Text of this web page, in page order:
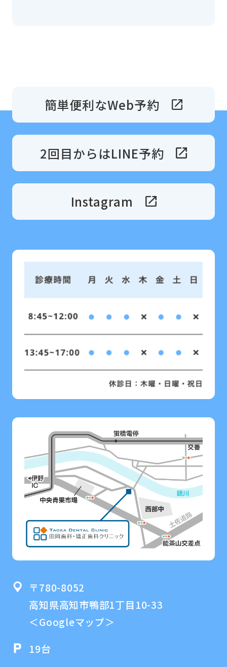
簡単便利なWeb予約
2回目からはLINE予約
Instagram
〒780-8052
高知県高知市鴨部1丁目10-33
＜Googleマップ＞
19台